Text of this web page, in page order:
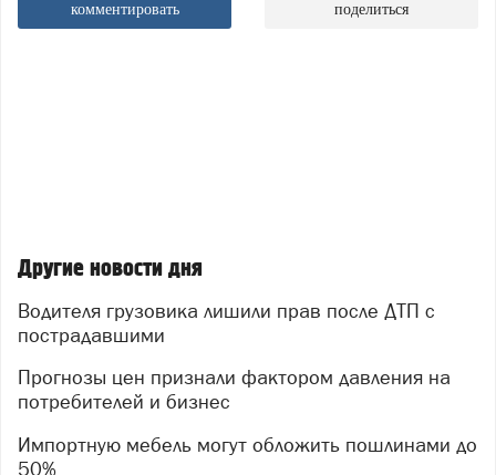
комментировать поделиться
Другие новости дня
Водителя грузовика лишили прав после ДТП с
пострадавшими
Прогнозы цен признали фактором давления на
потребителей и бизнес
Импортную мебель могут обложить пошлинами до
50%